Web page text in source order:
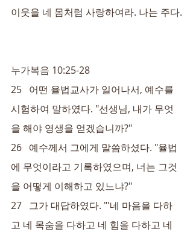
이웃을 네 몸처럼 사랑하여라. 나는 주다.
누가복음 10:25-28
25   어떤 율법교사가 일어나서, 예수를
시험하여 말하였다. "선생님, 내가 무엇
을 해야 영생을 얻겠습니까?"
26   예수께서 그에게 말씀하셨다. "율법
에 무엇이라고 기록하였으며, 너는 그것
을 어떻게 이해하고 있느냐?"
27   그가 대답하였다. "'네 마음을 다하
고 네 목숨을 다하고 네 힘을 다하고 네